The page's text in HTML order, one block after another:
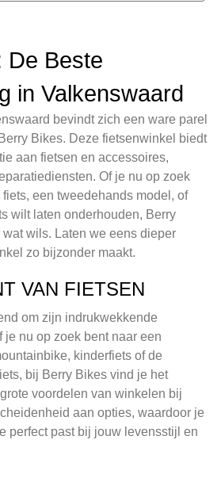
De Beste
in Valkenswaard
bevindt zich een ware parel
Bikes. Deze fietsenwinkel biedt
aan fietsen en accessoires,
Of je nu op zoek
een tweedehands model, of
wilt laten onderhouden, Berry
wils. Laten we eens dieper
zo bijzonder maakt.
VAN FIETSEN
om zijn indrukwekkende
je nu op zoek bent naar een
kinderfiets of de
bij Berry Bikes vind je het
voordelen van winkelen bij
aan opties, waardoor je
perfect past bij jouw levensstijl en